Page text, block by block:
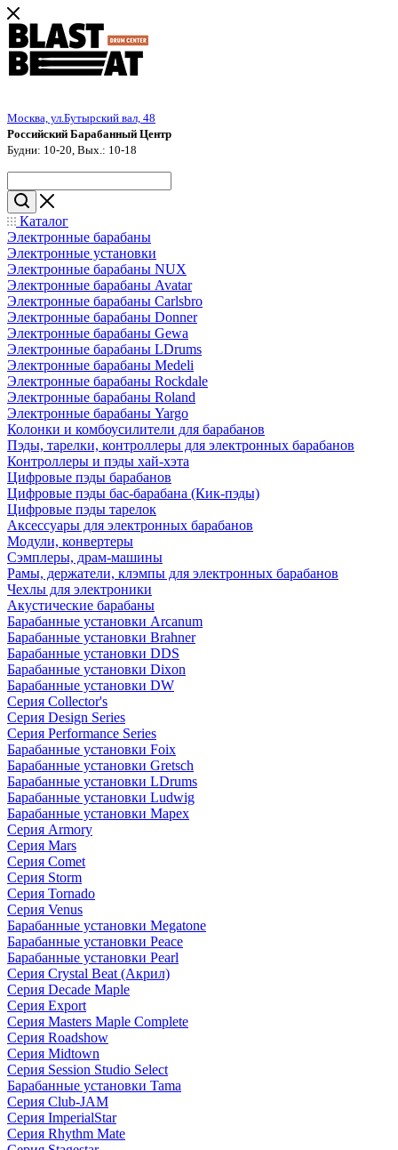
Москва, ул.Бутырский вал, 48
Российский Барабанный Центр
Будни: 10-20, Вых.: 10-18
Каталог
Электронные барабаны
Электронные установки
Электронные барабаны NUX
Электронные барабаны Avatar
Электронные барабаны Carlsbro
Электронные барабаны Donner
Электронные барабаны Gewa
Электронные барабаны LDrums
Электронные барабаны Medeli
Электронные барабаны Rockdale
Электронные барабаны Roland
Электронные барабаны Yargo
Колонки и комбоусилители для барабанов
Пэды, тарелки, контроллеры для электронных барабанов
Контроллеры и пэды хай-хэта
Цифровые пэды барабанов
Цифровые пэды бас-барабана (Кик-пэды)
Цифровые пэды тарелок
Аксессуары для электронных барабанов
Модули, конвертеры
Сэмплеры, драм-машины
Рамы, держатели, клэмпы для электронных барабанов
Чехлы для электроники
Акустические барабаны
Барабанные установки Arcanum
Барабанные установки Brahner
Барабанные установки DDS
Барабанные установки Dixon
Барабанные установки DW
Серия Collector's
Серия Design Series
Серия Performance Series
Барабанные установки Foix
Барабанные установки Gretsch
Барабанные установки LDrums
Барабанные установки Ludwig
Барабанные установки Mapex
Серия Armory
Серия Mars
Серия Comet
Серия Storm
Серия Tornado
Серия Venus
Барабанные установки Megatone
Барабанные установки Peace
Барабанные установки Pearl
Серия Crystal Beat (Акрил)
Серия Decade Maple
Серия Export
Серия Masters Maple Complete
Серия Roadshow
Серия Midtown
Серия Session Studio Select
Барабанные установки Tama
Серия Club-JAM
Серия ImperialStar
Серия Rhythm Mate